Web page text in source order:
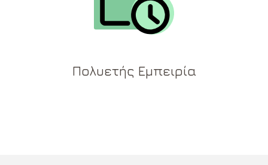
Πολυετής Εμπειρία